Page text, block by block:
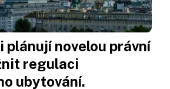
plánují novelou právní
regulaci
ubytování.